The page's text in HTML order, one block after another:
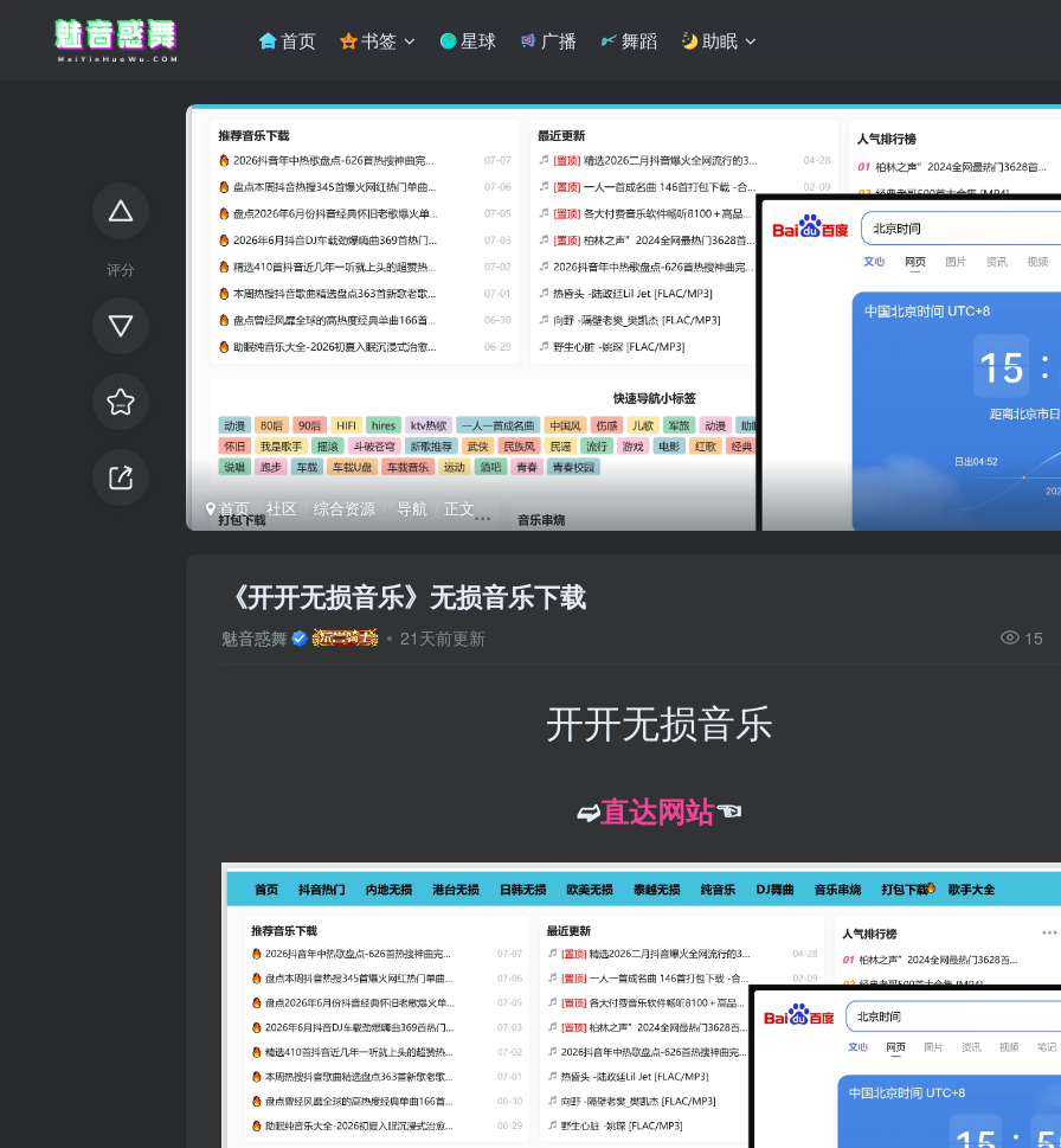
首页 书签 星球 广播 舞蹈 助眠
评分
首页 社区 综合资源 导航 正文
《开开无损音乐》无损音乐下载
魅音惑舞 21天前更新 15
开开无损音乐
➫直达网站☜